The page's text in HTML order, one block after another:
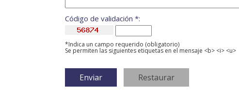
Código de validación *:
*Indica un campo requerido (obligatorio)
Se permiten las siguientes etiquetas en el mensaje <b> <i> <u>